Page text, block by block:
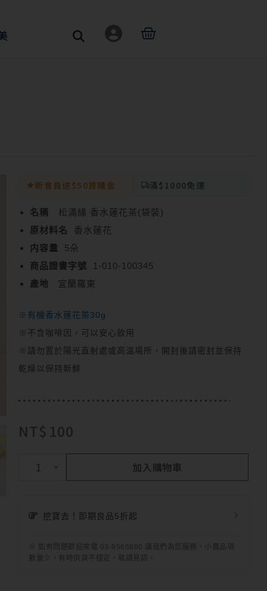
購
新會員送$50首購金 滿$1000免運
名稱 松滿緣 香水蓮花茶(袋裝)
原材料名 香水蓮花
内容量 5朵
商品證書字號 1-010-100345
產地 宜蘭羅東
※ 有機香水蓮花茶30g
※不含咖啡因，可以安心飲用
※請勿置於陽光直射處或高溫場所，開封後請密封並保持
乾燥以保持新鮮
NT$ 100
加入購物車
挖寶去！即期良品5折起
※ 如有問題歡迎來電 03-9566880 讓我們為您服務。小農品項
數量少，有時供貨不穩定，敬請見諒。